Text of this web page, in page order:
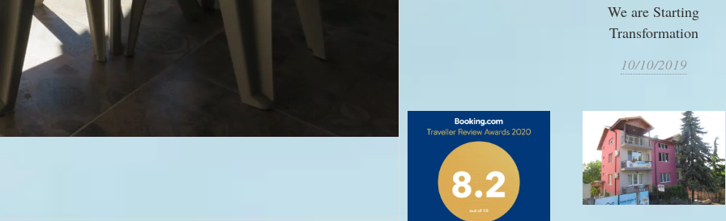
We are Starting
Transformation
10/10/2019